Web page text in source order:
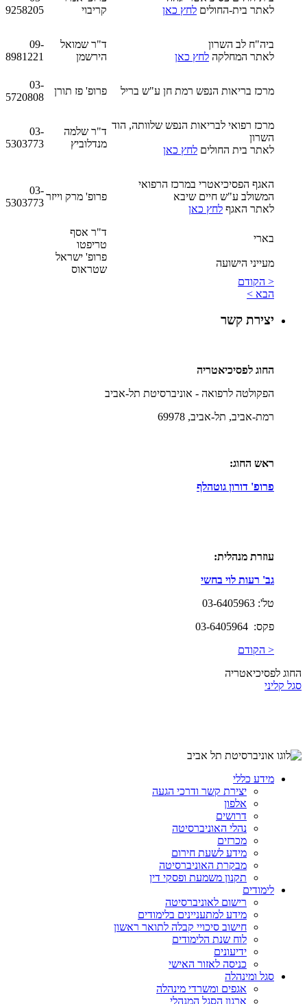
לאתר בית-החולים לחץ כאן
קריבוי
9258205
ביה"ח לב השרון
לאתר המחלקה לחץ כאן
ד"ר שמואל
הירשמן
09-
8981221
מרכז בריאות הנפש רמת חן ע"ש בריל פרופ' פז תורן
03-
5720808
מרכז רפואי לבריאות הנפש שלוותה, הוד
השרון
לאתר בית החולים לחץ כאן
ד"ר שלמה
מנדלוביץ
03-
5303773
האגף הפסיכיאטרי במרכז הרפואי
המשולב ע"ש חיים שיבא
לאתר האגף לחץ כאן
פרופ' מרק וייזר
03-
5303773
בארי
ד"ר אסף
טריפטו
מעייני הישועה
פרופ' ישראל
שטראוס
< הקודם
הבא >
יצירת קשר
החוג לפסיכיאטריה
הפקולטה לרפואה - אוניברסיטת תל-אביב
רמת-אביב, תל-אביב, 69978
ראש החוג:
פרופ' דורון גוטהלף
עוזרת מנהלית:
גב' רעות לוי בחשי
טל': 03-6405963
פקס: 03-6405964
< הקודם
החוג לפסיכיאטריה
סגל קליני
מידע כללי
יצירת קשר ודרכי הגעה
אלפון
דרושים
נהלי האוניברסיטה
מכרזים
מידע לשעת חירום
מבקרת האוניברסיטה
תקנון משמעת ופסקי דין
לימודים
רישום לאוניברסיטה
מידע למתעניינים בלימודים
חישוב סיכויי קבלה לתואר ראשון
לוח שנת הלימודים
ידיעונים
כניסה לאזור האישי
סגל ומינהלה
אגפים ומשרדי מינהלה
ארגון הסגל המנהלי